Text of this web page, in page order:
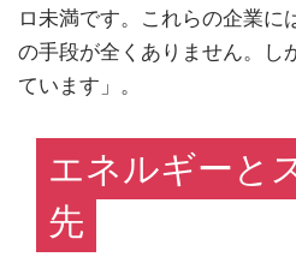
ロ未満です。これらの企業に
の手段が全くありません。し
ています」。
エネルギーと
先